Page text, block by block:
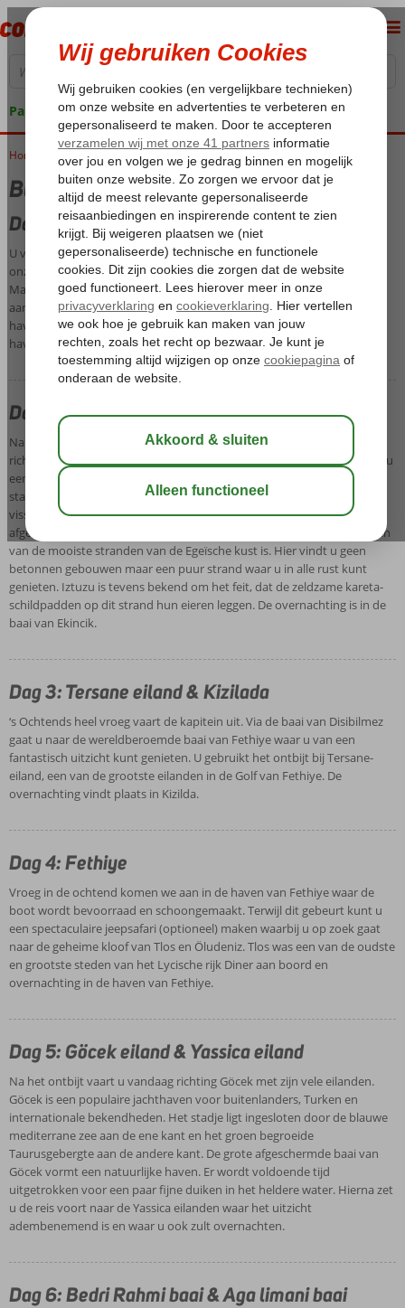
Pakketgarantie
Home Blue Cruise Marmaris & Fethiye
Blue Cruise Marmaris & Fethiye
Dag 1: aan boord
U vliegt naar de luchthaven Dalaman en wordt daar opgevangen door
onze reisleiders. Zij brengen u naar de jachthaven van de badplaats
Marmaris. Hier ligt uw gület voor u klaar. Afhankelijk van uw
aankomsttijd heeft u vrije tijd voor een gezellige wandeling door de
haven van Marmaris. Het diner is aan boord. De overnachting is in de
haven van Marmaris.
Dag 2: Ekincik Bay
Na het ontbijt en een uitgebreide briefing zet uw Blue Cruiser koers
richting de prachtige baai van Ekincik waar u aanlegt en waar vandaan u
een schitterende (optionele) excursie kunt maken naar de historische
stad Kaunos (vergeet uw fototoestel niet!), die te bereiken met kleine
vissersbootjes over de Dalyan-rivier. Deze leuke excursie wordt
afgesloten met een bezoek aan het Iztuzu -strand. Men zegt dat dit een
van de mooiste stranden van de Egeïsche kust is. Hier vindt u geen
betonnen gebouwen maar een puur strand waar u in alle rust kunt
genieten. Iztuzu is tevens bekend om het feit, dat de zeldzame kareta-
schildpadden op dit strand hun eieren leggen. De overnachting is in de
baai van Ekincik.
Dag 3: Tersane eiland & Kizilada
‘s Ochtends heel vroeg vaart de kapitein uit. Via de baai van Disibilmez
gaat u naar de wereldberoemde baai van Fethiye waar u van een
fantastisch uitzicht kunt genieten. U gebruikt het ontbijt bij Tersane-
eiland, een van de grootste eilanden in de Golf van Fethiye. De
overnachting vindt plaats in Kizilda.
Dag 4: Fethiye
Vroeg in de ochtend komen we aan in de haven van Fethiye waar de
boot wordt bevoorraad en schoongemaakt. Terwijl dit gebeurt kunt u
een spectaculaire jeepsafari (optioneel) maken waarbij u op zoek gaat
naar de geheime kloof van Tlos en Öludeniz. Tlos was een van de oudste
en grootste steden van het Lycische rijk Diner aan boord en
overnachting in de haven van Fethiye.
Dag 5: Göcek eiland & Yassica eiland
Na het ontbijt vaart u vandaag richting Göcek met zijn vele eilanden.
Göcek is een populaire jachthaven voor buitenlanders, Turken en
internationale bekendheden. Het stadje ligt ingesloten door de blauwe
mediterrane zee aan de ene kant en het groen begroeide
Taurusgebergte aan de andere kant. De grote afgeschermde baai van
Göcek vormt een natuurlijke haven. Er wordt voldoende tijd
uitgetrokken voor een paar fijne duiken in het heldere water. Hierna zet
u de reis voort naar de Yassica eilanden waar het uitzicht
adembenemend is en waar u ook zult overnachten.
Dag 6: Bedri Rahmi baai & Aga limani baai